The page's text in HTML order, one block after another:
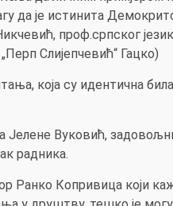
да је истинита
проф.српског
Слијепчевић“ Гацко)
која су идентична
Јелене Вуковић,
радника.
Ранко Копривица који